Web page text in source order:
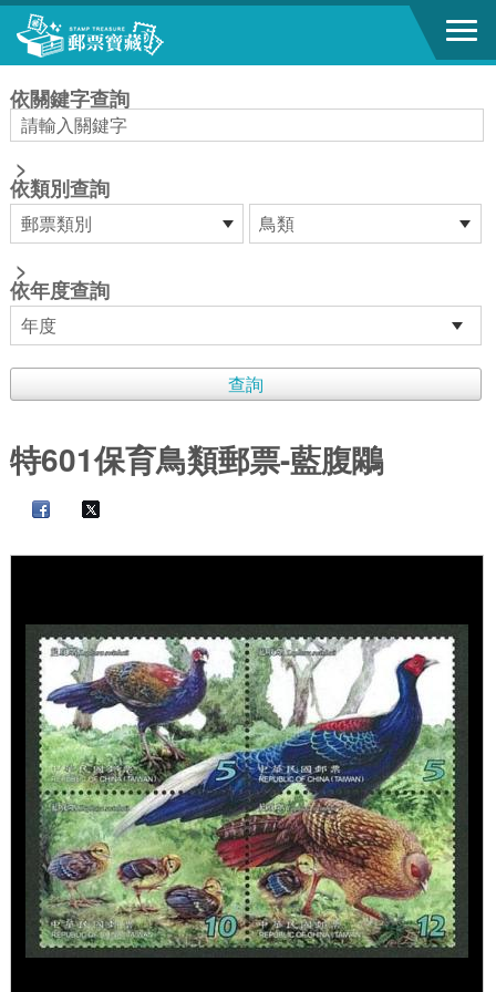
跳到主要內容區塊
依關鍵字查詢
>
依類別查詢
>
依年度查詢
特601保育鳥類郵票-藍腹鷴